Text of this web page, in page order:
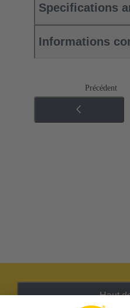
Specifications
Informations
Précédent
Haut